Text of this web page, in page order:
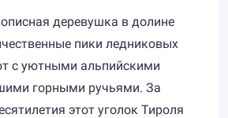
деревушка в долине
пики ледниковых
с уютными альпийскими
горными ручьями. За
этот уголок Тироля